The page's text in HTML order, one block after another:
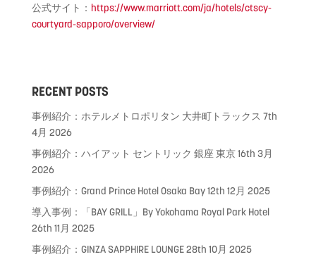
公式サイト： https://www.marriott.com/ja/hotels/ctscy-
courtyard-sapporo/overview/
RECENT POSTS
事例紹介：ホテルメトロポリタン 大井町トラックス 7th
4月 2026
事例紹介：ハイアット セントリック 銀座 東京16th 3月
2026
事例紹介：Grand Prince Hotel Osaka Bay12th 12月 2025
導入事例：「BAY GRILL」By Yokohama Royal Park Hotel
26th 11月 2025
事例紹介：GINZA SAPPHIRE LOUNGE28th 10月 2025